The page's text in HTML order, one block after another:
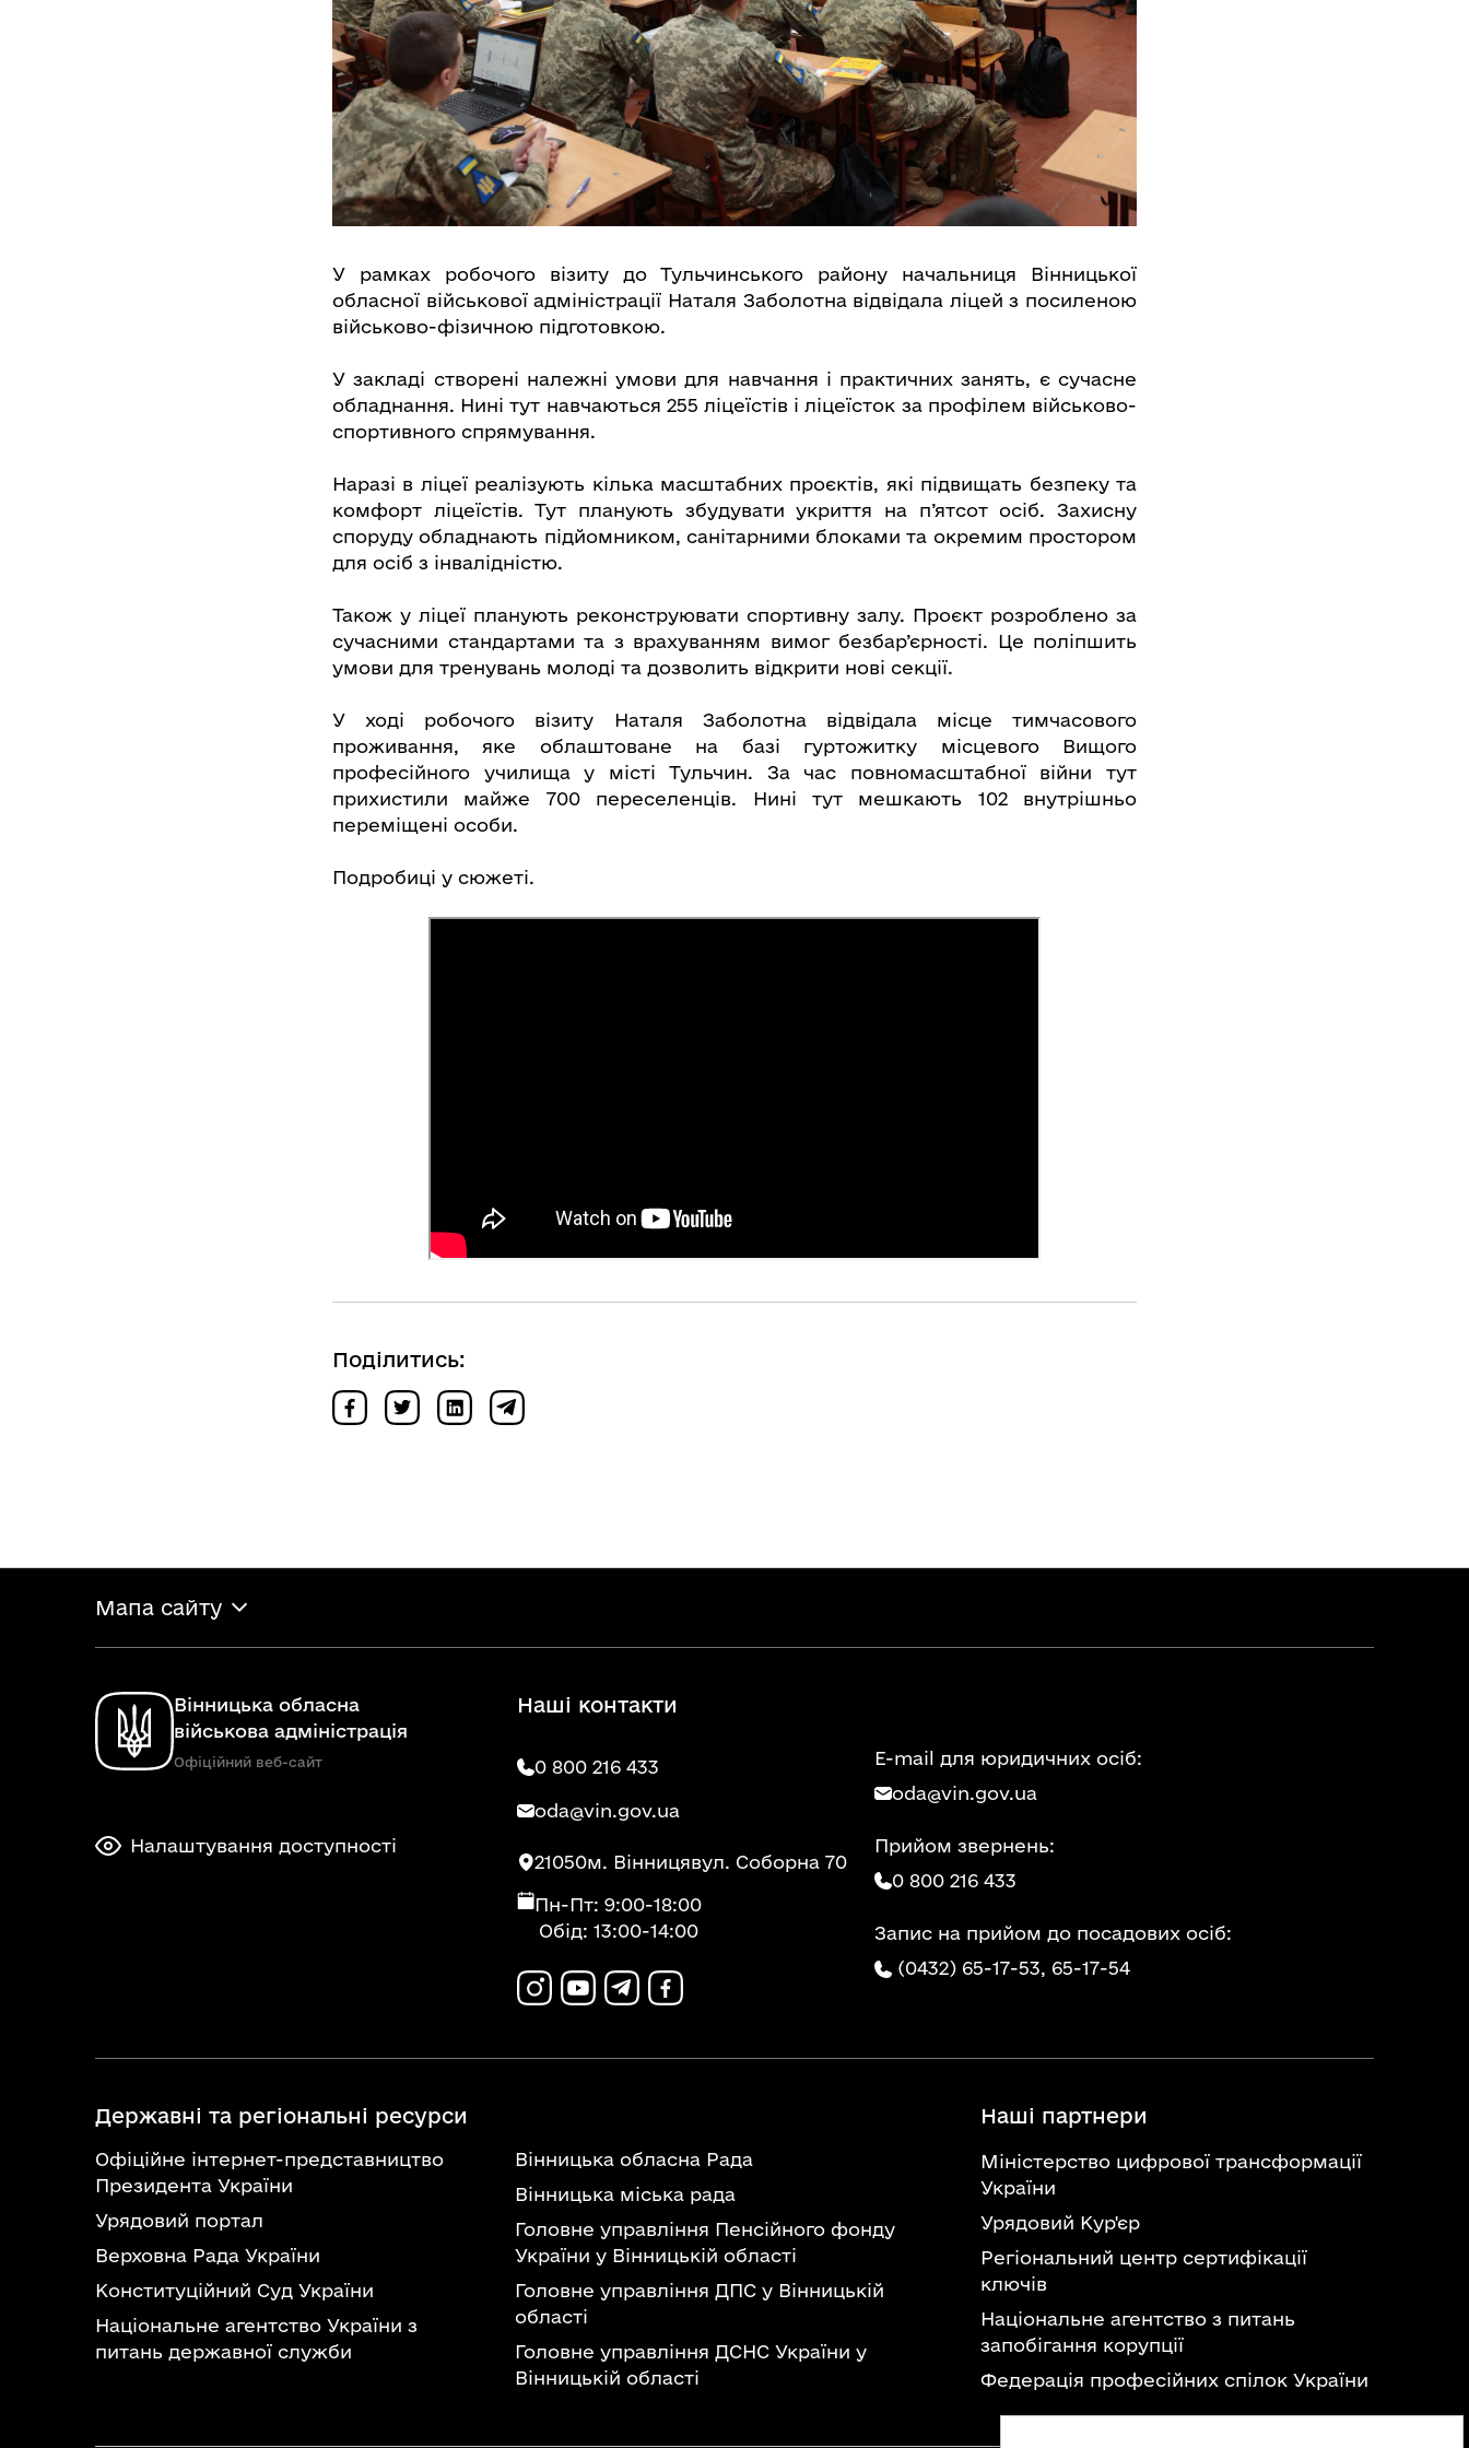
У рамках робочого візиту до Тульчинського району начальниця Вінницької
обласної військової адміністрації Наталя Заболотна відвідала ліцей з посиленою
військово-фізичною підготовкою.
У закладі створені належні умови для навчання і практичних занять, є сучасне
обладнання. Нині тут навчаються 255 ліцеїстів і ліцеїсток за профілем військово-
спортивного спрямування.
Наразі в ліцеї реалізують кілька масштабних проєктів, які підвищать безпеку та
комфорт ліцеїстів. Тут планують збудувати укриття на п’ятсот осіб. Захисну
споруду обладнають підйомником, санітарними блоками та окремим простором
для осіб з інвалідністю.
Також у ліцеї планують реконструювати спортивну залу. Проєкт розроблено за
сучасними стандартами та з врахуванням вимог безбар’єрності. Це поліпшить
умови для тренувань молоді та дозволить відкрити нові секції.
У ході робочого візиту Наталя Заболотна відвідала місце тимчасового
проживання, яке облаштоване на базі гуртожитку місцевого Вищого
професійного училища у місті Тульчин. За час повномасштабної війни тут
прихистили майже 700 переселенців. Нині тут мешкають 102 внутрішньо
переміщені особи.
Подробиці у сюжеті.
Поділитись:
Мапа сайту
Вінницька обласна
військова адміністрація
Офіційний веб-сайт
Налаштування доступності
Наші контакти
0 800 216 433
oda@vin.gov.ua
21050м. Вінницявул. Соборна 70
Пн-Пт: 9:00-18:00
Обід: 13:00-14:00
E-mail для юридичних осіб:
oda@vin.gov.ua
Прийом звернень:
0 800 216 433
Запис на прийом до посадових осіб:
(0432) 65-17-53, 65-17-54
Державні та регіональні ресурси
Офіційне інтернет-представництво
Президента України
Урядовий портал
Верховна Рада України
Конституційний Суд України
Національне агентство України з
питань державної служби
Вінницька обласна Рада
Вінницька міська рада
Головне управління Пенсійного фонду
України у Вінницькій області
Головне управління ДПС у Вінницькій
області
Головне управління ДСНС України у
Вінницькій області
Наші партнери
Міністерство цифрової трансформації
України
Урядовий Кур'єр
Регіональний центр сертифікації
ключів
Національне агентство з питань
запобігання корупції
Федерація професійних спілок України